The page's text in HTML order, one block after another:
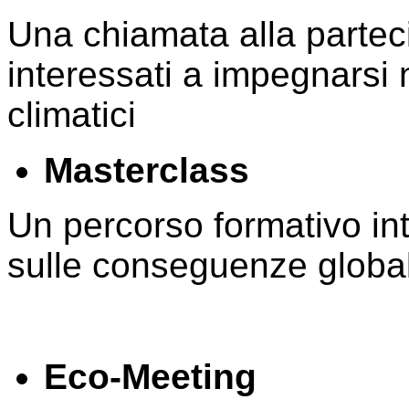
Una chiamata alla
interessati a impegnarsi
climatici
Masterclass
Un percorso formativo
sulle conseguenze
Eco-Meeting